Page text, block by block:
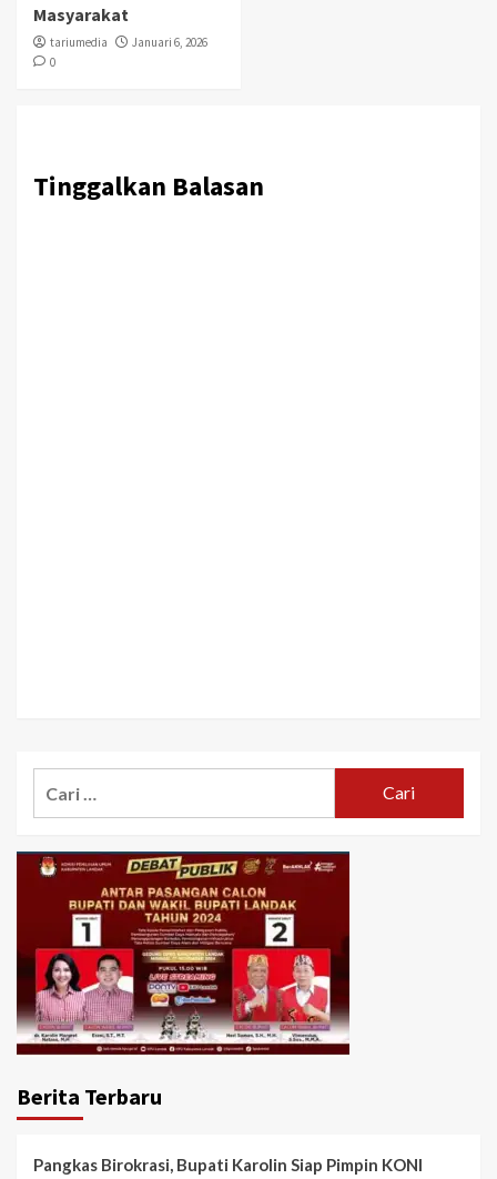
Masyarakat
tariumedia
Januari 6, 2026
0
Tinggalkan Balasan
Berita Terbaru
Pangkas Birokrasi, Bupati Karolin Siap Pimpin KONI